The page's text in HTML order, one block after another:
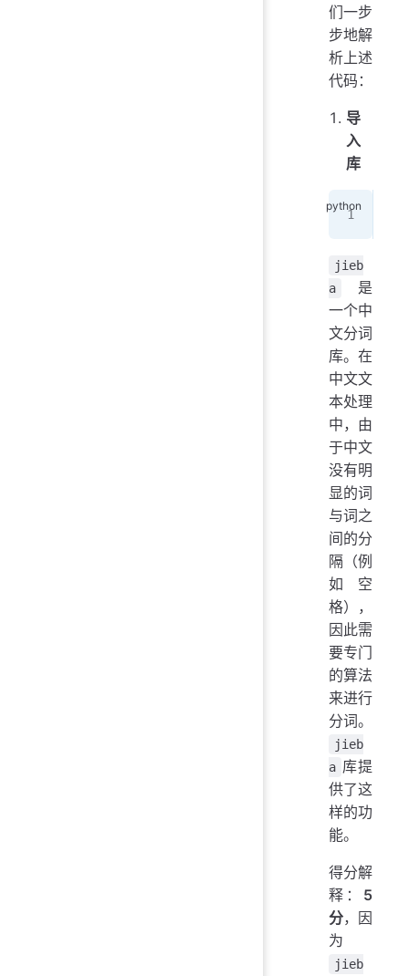
们一步
步地解
析上述
代码：
导
入
库
jieb
a
是
一个中
文分词
库。在
中文文
本处理
中，由
于中文
没有明
显的词
与词之
间的分
隔（例
如空
格），
因此需
要专门
的算法
来进行
分词。
jieb
a 库提
供了这
样的功
能。
得分解
释： 5
分，因
为
jieb